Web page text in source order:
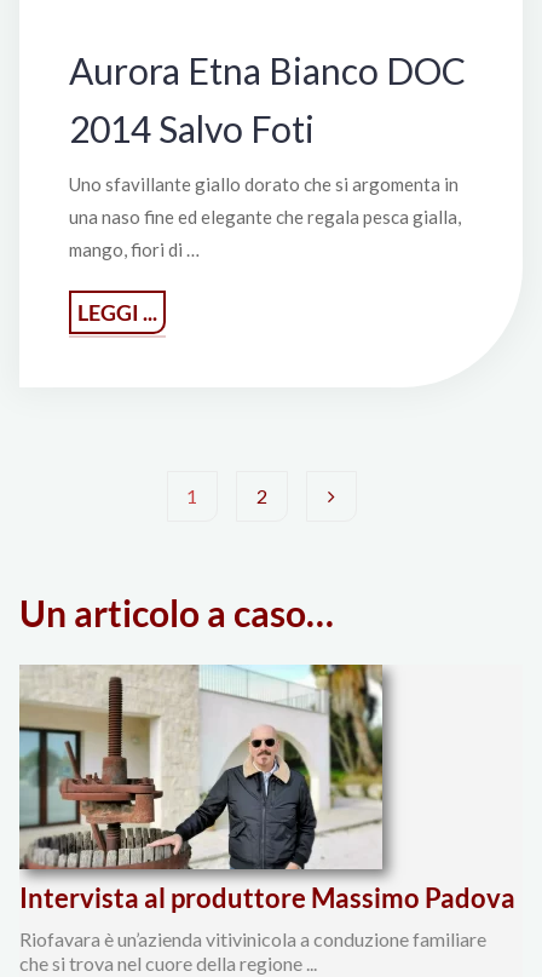
Aurora Etna Bianco DOC
2014 Salvo Foti
Uno sfavillante giallo dorato che si argomenta in
una naso fine ed elegante che regala pesca gialla,
mango, fiori di …
LEGGI ...
Etna
degli
articoli
1 2
Un articolo a caso…
Intervista al produttore Massimo Padova
Riofavara è un’azienda vitivinicola a conduzione familiare
che si trova nel cuore della regione ...